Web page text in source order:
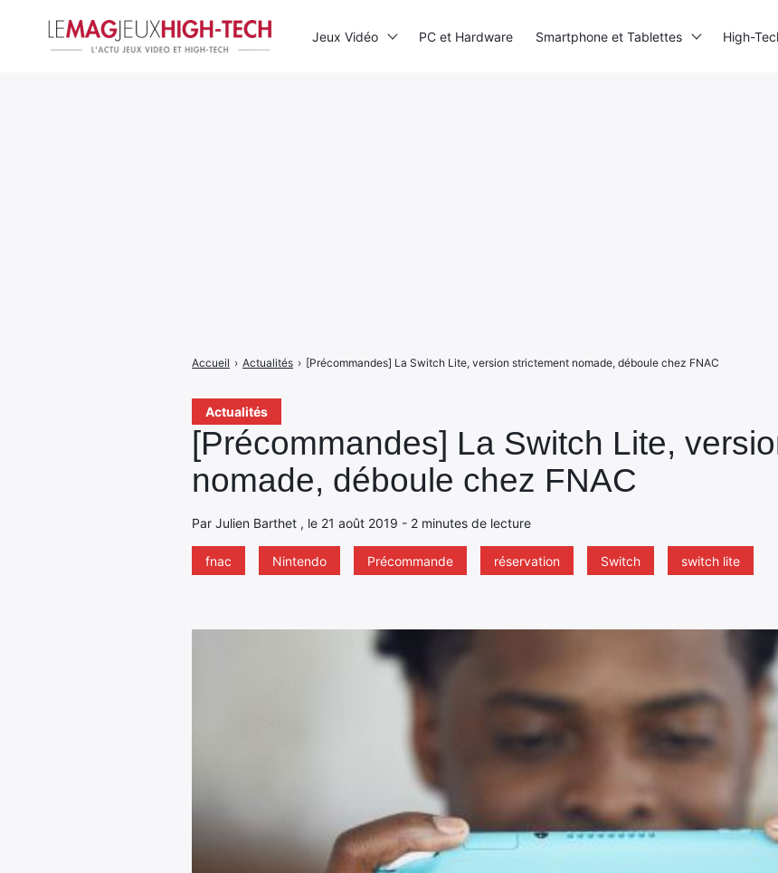
Actualités
[Précommandes] La Switch Lite,
nomade, déboule chez FNAC
Par Julien Barthet , le 21 août 2019 - 2 minutes de lecture
fnac Nintendo Précommande réservation Switch switch lite
Accueil › Actualités › [Précommandes] La Switch Lite, version strictement nomade, déboule chez FNAC
Jeux Vidéo PC et Hardware Smartphone et Tablettes High-